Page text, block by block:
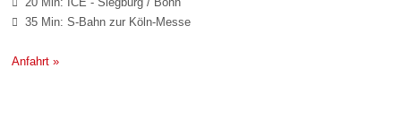

 35 Min: S-Bahn zur Köln-Messe
Anfahrt »